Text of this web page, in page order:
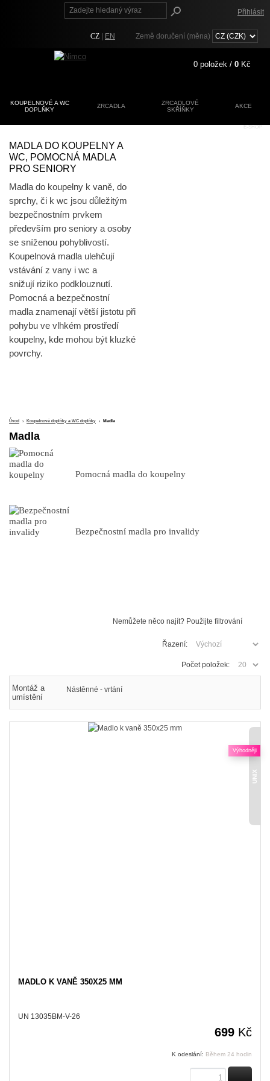
0položek / 0Kč
MADLA DO KOUPELNY A
WC, POMOCNÁ MADLA
PRO SENIORY
Madla do koupelny k vaně, do
sprchy, či k wc jsou důležitým
bezpečnostním prvkem
především pro seniory a osoby
se sníženou pohyblivostí.
Koupelnová madla ulehčují
vstávání z vany i wc a
snižují riziko podklouznutí.
Pomocná a bezpečnostní
madla znamenají větší jistotu při
pohybu ve vlhkém prostředí
koupelny, kde mohou být kluzké
povrchy.
Úvod › Koupelnové doplňky a WC doplňky › Madla
Madla
Pomocná madla do koupelny
Bezpečnostní madla pro invalidy
Nemůžete něco najít? Použijte filtrování
Montáž a
umístění
Nástěnné - vrtání
Řazení:
Počet položek:
UNIX
Výhodněji
MADLO K VANĚ 350X25 MM
UN 13035BM-V-26
699 Kč
K odeslání: Během 24 hodin
Přihlásit
Registrace
CZ EN Země doručení (měna)
KOUPELNOVÉ A WC
DOPLŇKY
ZRCADLA
ZRCADLOVÉ
SKŘÍŇKY
AKCE
E-SHOP